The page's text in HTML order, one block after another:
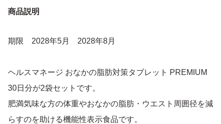
商品説明
期限 2028年5月 2028年8月
ヘルスマネージ おなかの脂肪対策タブレット PREMIUM
30日分が2袋セットです。
肥満気味な方の体重やおなかの脂肪・ウエスト周囲径を減
らすのを助ける機能性表示食品です。